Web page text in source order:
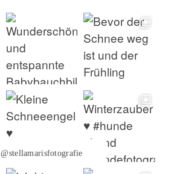
@stellamarisfotografie